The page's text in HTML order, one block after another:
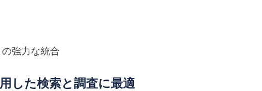
強力な統合
した検索と調査に最適